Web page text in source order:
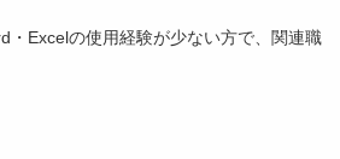
Excelの使用経験が少ない方で、関連職